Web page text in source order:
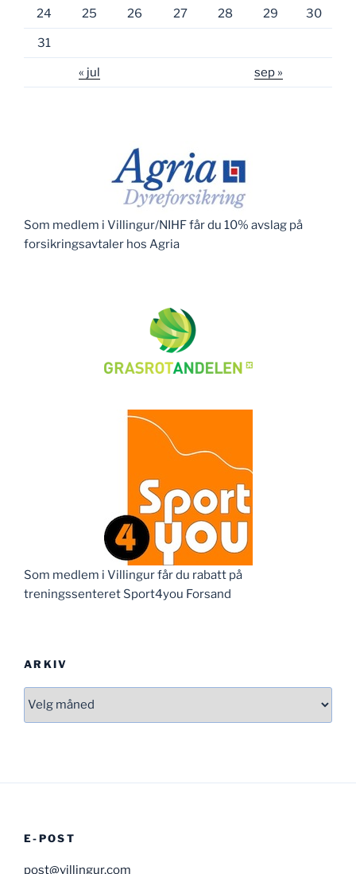
24 25 26 27 28 29 30
31
« jul sep »
Som medlem i Villingur/NIHF får du 10% avslag på
forsikringsavtaler hos Agria
Som medlem i Villingur får du rabatt på
treningssenteret Sport4you Forsand
ARKIV
E-POST
post@villingur.com